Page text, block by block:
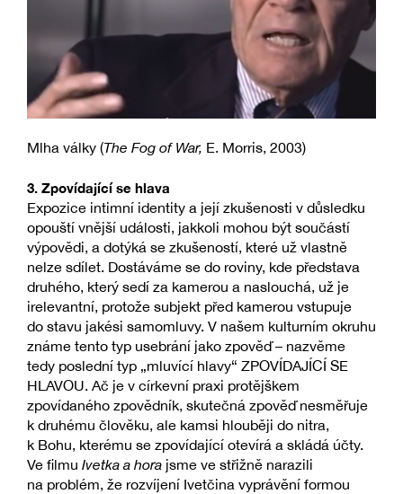
Mlha války (The Fog of War, E. Morris, 2003)
3. Zpovídající se hlava
Expozice intimní identity a její zkušenosti v důsledku
opouští vnější události, jakkoli mohou být součástí
výpovědi, a dotýká se zkušeností, které už vlastně
nelze sdílet. Dostáváme se do roviny, kde představa
druhého, který sedí za kamerou a naslouchá, už je
irelevantní, protože subjekt před kamerou vstupuje
do stavu jakési samomluvy. V našem kulturním okruhu
známe tento typ usebrání jako zpověď – nazvěme
tedy poslední typ „mluvící hlavy“ ZPOVÍDAJÍCÍ SE
HLAVOU. Ač je v církevní praxi protějškem
zpovídaného zpovědník, skutečná zpověď nesměřuje
k druhému člověku, ale kamsi hlouběji do nitra,
k Bohu, kterému se zpovídající otevírá a skládá účty.
Ve filmu Ivetka a hora jsme ve střižně narazili
na problém, že rozvíjení Ivetčina vyprávění formou